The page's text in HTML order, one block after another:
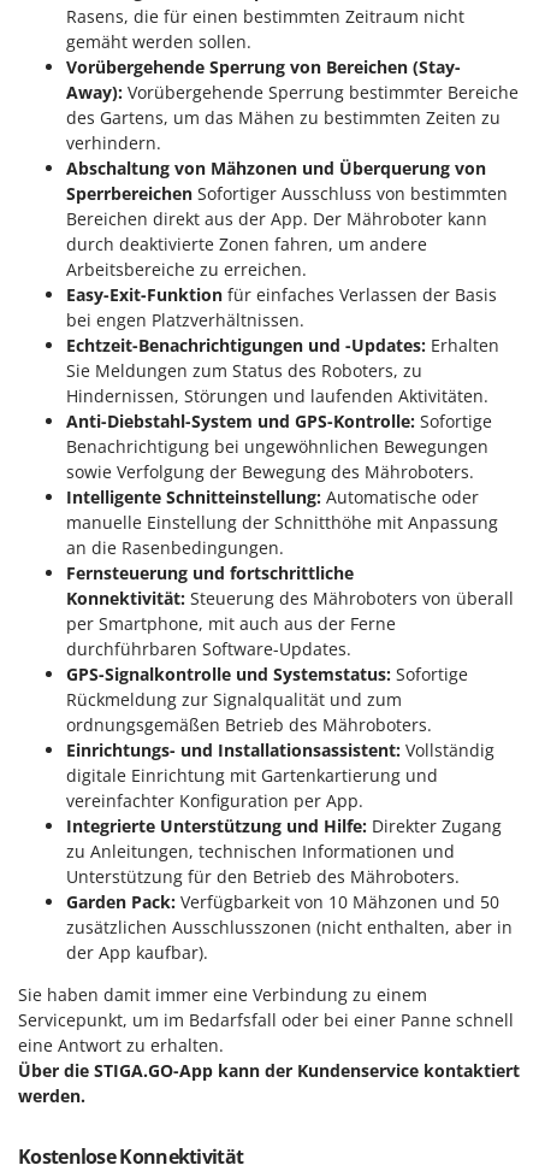
MOSA
MOVA
Mowox
MTD
New O.M.R.A.
Nilfisk
Ninja
Novatec
Novital
NuAir
NuovaFac
Officine Savioli
Oliviero
Olix
OMA
Omas
Ompagrill
Ooni
Oriental Koshin
Outdoorchef
Palazzetti
Palumbo Pavi
Partisani
Paterlini
Philips
Pramac
Prismafood
R
R.G.V.
Rasens, die für einen bestimmten Zeitraum nicht
gemäht werden sollen.
Vorübergehende Sperrung von Bereichen (Stay-
Away): Vorübergehende Sperrung bestimmter Bereiche
des Gartens, um das Mähen zu bestimmten Zeiten zu
verhindern.
Abschaltung von Mähzonen und Überquerung von
Sperrbereichen Sofortiger Ausschluss von bestimmten
Bereichen direkt aus der App. Der Mähroboter kann
durch deaktivierte Zonen fahren, um andere
Arbeitsbereiche zu erreichen.
Easy-Exit-Funktion für einfaches Verlassen der Basis
bei engen Platzverhältnissen.
Echtzeit-Benachrichtigungen und -Updates: Erhalten
Sie Meldungen zum Status des Roboters, zu
Hindernissen, Störungen und laufenden Aktivitäten.
Anti-Diebstahl-System und GPS-Kontrolle: Sofortige
Benachrichtigung bei ungewöhnlichen Bewegungen
sowie Verfolgung der Bewegung des Mähroboters.
Intelligente Schnitteinstellung: Automatische oder
manuelle Einstellung der Schnitthöhe mit Anpassung
an die Rasenbedingungen.
Fernsteuerung und fortschrittliche
Konnektivität: Steuerung des Mähroboters von überall
per Smartphone, mit auch aus der Ferne
durchführbaren Software-Updates.
GPS-Signalkontrolle und Systemstatus: Sofortige
Rückmeldung zur Signalqualität und zum
ordnungsgemäßen Betrieb des Mähroboters.
Einrichtungs- und Installationsassistent: Vollständig
digitale Einrichtung mit Gartenkartierung und
vereinfachter Konfiguration per App.
Integrierte Unterstützung und Hilfe: Direkter Zugang
zu Anleitungen, technischen Informationen und
Unterstützung für den Betrieb des Mähroboters.
Garden Pack: Verfügbarkeit von 10 Mähzonen und 50
zusätzlichen Ausschlusszonen (nicht enthalten, aber in
der App kaufbar).
Sie haben damit immer eine Verbindung zu einem
Servicepunkt, um im Bedarfsfall oder bei einer Panne schnell
eine Antwort zu erhalten.
Über die STIGA.GO-App kann der Kundenservice kontaktiert
werden.
Kostenlose Konnektivität